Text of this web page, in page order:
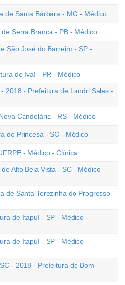
de Santa Bárbara - MG - Médico
Serra Branca - PB - Médico
São José do Barreiro - SP -
de Ivaí - PR - Médico
2018 - Prefeitura de Landri Sales -
Candelária - RS - Médico
de Princesa - SC - Médico
- Médico - Clínica
Alto Bela Vista - SC - Médico
de Santa Terezinha do Progresso
de Itapuí - SP - Médico -
de Itapuí - SP - Médico
- 2018 - Prefeitura de Bom